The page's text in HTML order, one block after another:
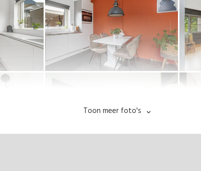
Toon meer foto's